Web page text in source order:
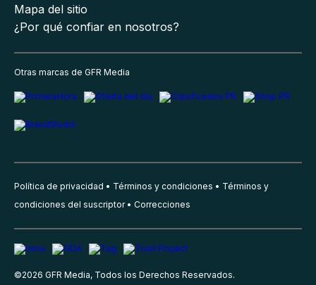
Mapa del sitio
¿Por qué confiar en nosotros?
Otras marcas de GFR Media
Política de privacidad Términos y condiciones
Términos y
condiciones del suscriptor
Correcciones
©2026 GFR Media, Todos los Derechos Reservados.